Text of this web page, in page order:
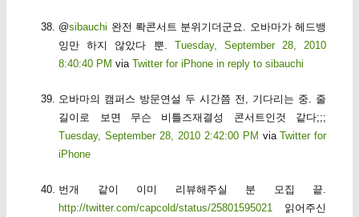
@sibauchi 완전 롹콘서트 분위기더군요. 오바마가 헤드뱅
잉만 하지 않았다 뿐. Tuesday, September 28, 2010
8:40:40 PM viaTwitter for iPhone in reply to sibauchi
오바마의 캠퍼스 방문연설 두 시간쯤 전, 기다리는 중. 줄
길이로 보면 무슨 비틀즈재결성 콘서트인것 같다;;;
Tuesday, September 28, 2010 2:42:00 PM viaTwitter for
iPhone
번개 같이 이미 리뷰해주실 분 모집 끝.
http://twitter.com/capcold/status/25801595021 읽어주신